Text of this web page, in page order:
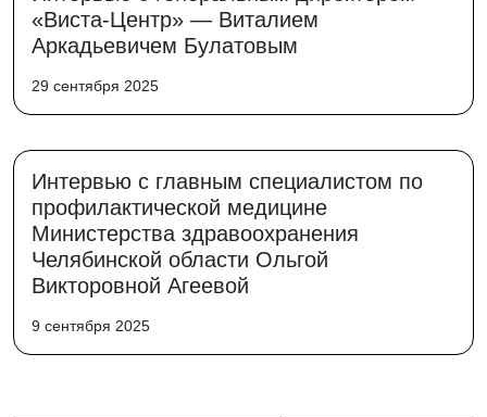
«Виста-Центр» — Виталием
Аркадьевичем Булатовым
29 сентября 2025
Интервью с главным специалистом по
профилактической медицине
Министерства здравоохранения
Челябинской области Ольгой
Викторовной Агеевой
9 сентября 2025